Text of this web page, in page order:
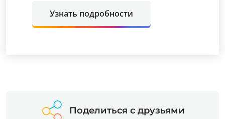
Узнать подробности
Поделиться с друзьями